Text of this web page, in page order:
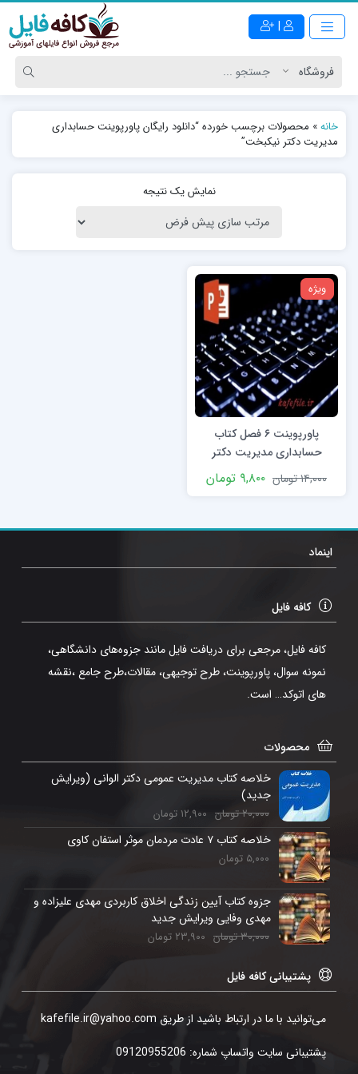
|
خانه» محصولات برچسب خورده “دانلود رایگان پاورپوینت حسابداری
مدیریت دکتر نیکبخت”
نمایش یک نتیجه
ویژه
پاورپوینت ۶ فصل کتاب
حسابداری مدیریت دکتر
نیکبخت
۱۴,۰۰۰تومان ۹,۸۰۰ تومان
اینماد
کافه فایل
کافه فایل، مرجعی برای دریافت فایل مانند جزوه‌های دانشگاهی،
نمونه سوال، پاورپوینت، طرح توجیهی، مقالات،طرح جامع ،نقشه
های اتوکد… است.
محصولات
خلاصه کتاب مدیریت عمومی دکتر الوانی (ویرایش
جدید)
۲۰,۰۰۰تومان ۱۲,۹۰۰ تومان
خلاصه کتاب ۷ عادت مردمان موثر استفان کاوی
۵,۰۰۰ تومان
جزوه کتاب آیین زندگی اخلاق کاربردی مهدی علیزاده و
مهدی وفایی ویرایش جدید
۳۰,۰۰۰تومان ۲۳,۹۰۰ تومان
پشتیبانی کافه فایل
می‌توانید با ما در ارتباط باشید از طریق kafefile.ir@yahoo.com
پشتیبانی سایت واتساپ شماره: 09120955206